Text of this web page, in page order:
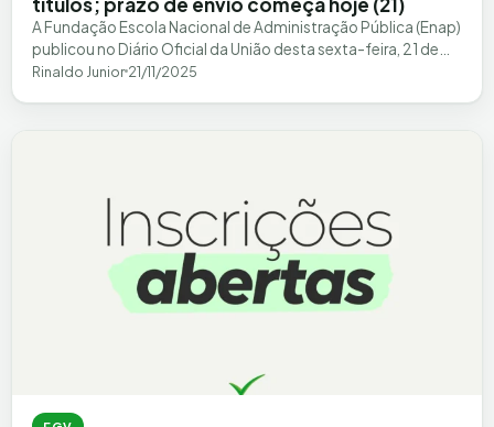
A Fundação Escola Nacional de Administração Pública (Enap)
publicou no Diário Oficial da União desta sexta-feira, 21 de
novembro, a 8ª Retificação…
Rinaldo Junior 21/11/2025